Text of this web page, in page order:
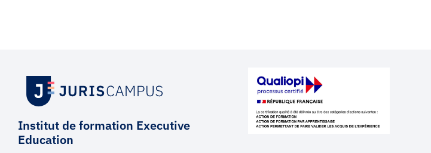
Institut de formation Executive
Education